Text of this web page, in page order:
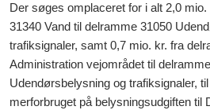
Der søges omplaceret for i alt 2,0
31340 Vand til delramme 31050
trafiksignaler, samt 0,7 mio. kr. fra
Administration vejområdet til
Udendørsbelysning og trafiksignaler,
merforbruget på belysningsudgiften til